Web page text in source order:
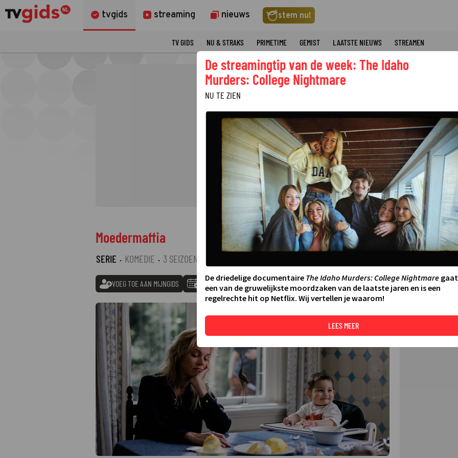
tvgids streaming nieuws stem nu!
TV GIDS NU & STRAKS PRIMETIME GEMIST LAATSTE NIEUWS STREAMEN
Moedermaffia
SERIE · KOMEDIE · 3 SEIZOENEN
VOEG TOE AAN MIJNGIDS TOEVOEGEN AAN AGENDA DELEN
FILMS
DE
De streamingtip van de week: The Idaho
Murders: College Nightmare
NU TE ZIEN
De driedelige documentaire The Idaho Murders: College Nightmaregaat
een van de gruwelijkste moordzaken van de laatste jaren en is een
regelrechte hit op Netflix. Wij vertellen je waarom!
LEES MEER